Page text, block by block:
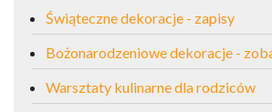
Świąteczne dekoracje - zapisy
Bożonarodzeniowe dekoracje -
Warsztaty kulinarne dla rodziców